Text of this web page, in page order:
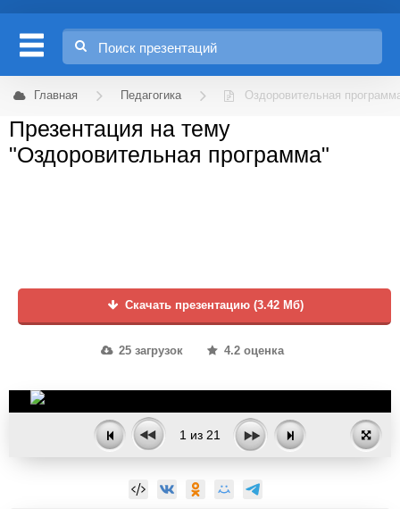
Главная Педагогика Оздоровительная
Презентация на тему
"Оздоровительная программа"
Скачать презентацию (3.42 Мб)
25 загрузок 4.2 оценка
1 из 21